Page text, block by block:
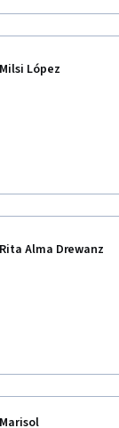
Milsi López
Rita Alma Drewanz
Marisol